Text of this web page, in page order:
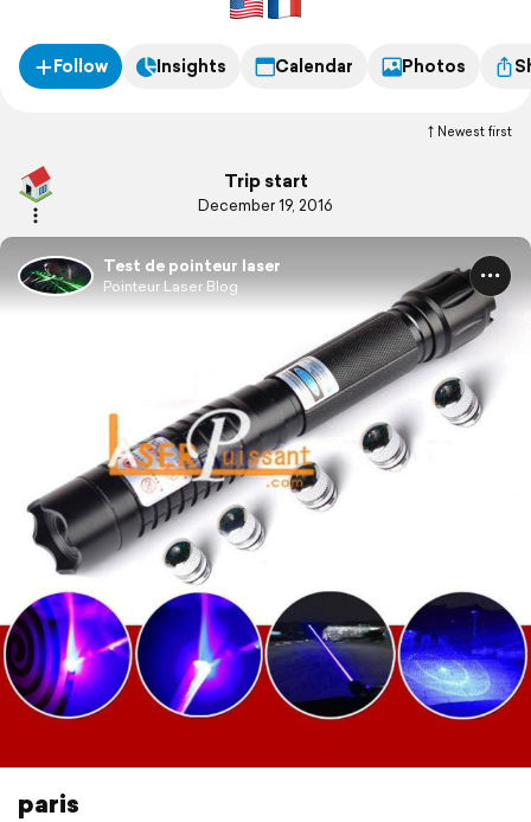
Follow Insights Calendar Photos
Newest first
Trip start
December 19, 2016
Test de pointeur laser
Pointeur Laser Blog
paris